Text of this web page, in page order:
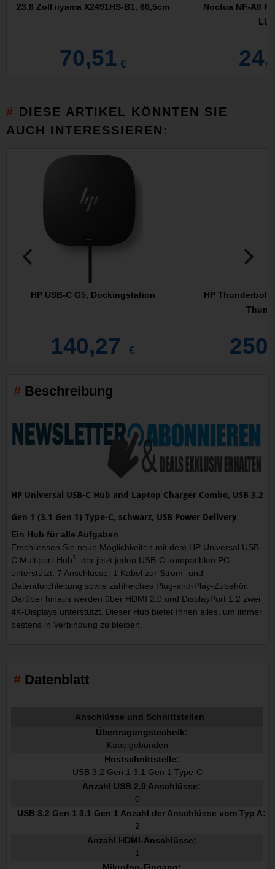
23.8 Zoll iiyama X2491HS-B1, 60,5cm
70,51 €
Noctua NF-A8
DIESE ARTIKEL KÖNNTEN SIE
AUCH INTERESSIEREN:
HP USB-C G5, Dockingstation
140,27 €
HP Thunderbolt
Beschreibung
HP Universal USB-C Hub and Laptop Charger Combo, USB 3.2
Gen 1 (3.1 Gen 1) Type-C, schwarz, USB Power Delivery
Ein Hub für alle Aufgaben
Erschliessen Sie neue Möglichkeiten mit dem HP Universal USB-
C Multiport-Hub1
, der jetzt jeden USB-C-kompatiblen PC
unterstützt. 7 Anschlüsse, 1 Kabel zur Strom- und
Datendurchleitung sowie zahlreiches Plug-and-Play-Zubehör.
Darüber hinaus werden über HDMI 2.0 und DisplayPort 1.2 zwei
4K-Displays unterstützt. Dieser Hub bietet Ihnen alles, um immer
bestens in Verbindung zu bleiben.
Datenblatt
Anschlüsse und Schnittstellen
Übertragungstechnik:
Kabelgebunden
Hostschnittstelle:
USB 3.2 Gen 1 3.1 Gen 1 Type-C
Anzahl USB 2.0 Anschlüsse:
0
USB 3.2 Gen 1 3.1 Gen 1 Anzahl der Anschlüsse vom Typ A:
2
Anzahl HDMI-Anschlüsse:
1
Mikrofon-Eingang: